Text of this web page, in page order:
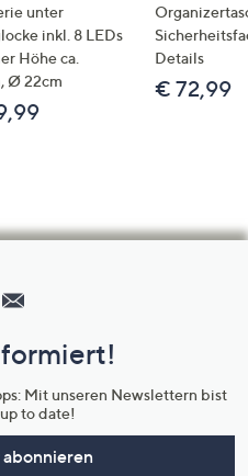
unter
inkl. 8 LEDs
Höhe ca.
Ø 22cm
Details
€ 72,99
Mit unseren Newslettern bist
to date!